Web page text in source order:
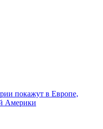
покажут в Европе,
Америки